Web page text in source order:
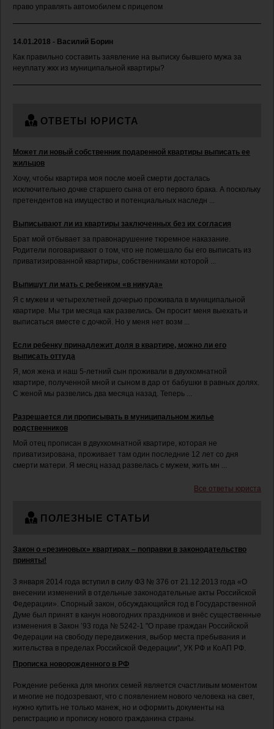
право управлять автомобилем с прицепом
14.01.2018 - Василий Борин
Как правильно составить заявление на выписку бывшего мужа за
неуплату жкх из муниципальной квартиры?
ОТВЕТЫ ЮРИСТА
Может ли новый собственник подаренной квартиры выписать ее
жильцов
Хочу, чтобы квартира моя после моей смерти досталась
исключительно дочке старшего сына от его первого брака. А поскольку
претендентов на имущество и потенциальных наследн ...
Выписывают ли из квартиры заключенных без их согласия
Брат мой отбывает за правонарушение тюремное наказание.
Родители поговаривают о том, что не помешало бы его выписать из
приватизированной квартиры, собственниками которой ...
Выпишут ли мать с ребенком «в никуда»
Я с мужем и четырехлетней дочерью проживала в муниципальной
квартире. Мы три месяца как развелись. Он просит меня выехать и
выписаться вместе с дочкой. Но у меня нет возм ...
Если ребенку принадлежит доля в квартире, можно ли его
выписать оттуда
Я, моя жена и наш 5-летний сын проживали в двухкомнатной
квартире, полученной мной и сыном в дар от бабушки в равных долях.
С женой мы развелись два месяца назад. Теперь ...
Разрешается ли прописывать в муниципальном жилье
родственников
Мой отец прописан в двухкомнатной квартире, которая не
приватизирована, проживает там один последние 12 лет со дня
смерти матери. Я месяц назад развелась с мужем, жить мн ...
Все ответы юриста
ПОЛЕЗНЫЕ СТАТЬИ
Закон о «резиновых» квартирах – поправки в законодательство
приняты!
3 января 2014 года вступил в силу ФЗ № 376 от 21.12.2013 года «О
внесении изменений в отдельные законодательные акты Российской
Федерации». Спорный закон, обсуждающийся год в Государственной
Думе был принят в канун новогодних праздников и внёс существенные
изменения в Закон ’93 года № 5242-1 "О праве граждан Российской
Федерации на свободу передвижения, выбор места пребывания и
жительства в пределах Российской Федерации", УК РФ и КоАП РФ.
Прописка новорожденного в РФ
Рождение ребенка для многих семей является счастливым моментом
и многие не подозревают, что с появлением нового человека на свет,
нужно купить не только манеж, но и оформить документы на
регистрацию и прописку нового гражданина страны.